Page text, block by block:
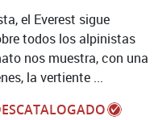
el Everest sigue
todos los alpinistas
nos muestra, con una
la vertiente ...